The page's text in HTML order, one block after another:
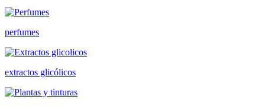
perfumes
extractos glicólicos